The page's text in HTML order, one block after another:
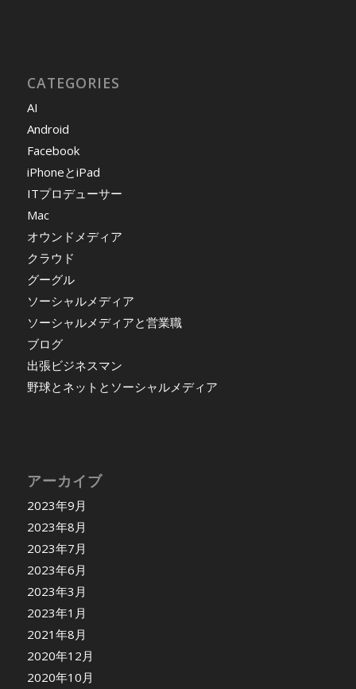
CATEGORIES
AI
Android
Facebook
iPhoneとiPad
ITプロデューサー
Mac
オウンドメディア
クラウド
グーグル
ソーシャルメディア
ソーシャルメディアと営業職
ブログ
出張ビジネスマン
野球とネットとソーシャルメディア
アーカイブ
2023年9月
2023年8月
2023年7月
2023年6月
2023年3月
2023年1月
2021年8月
2020年12月
2020年10月